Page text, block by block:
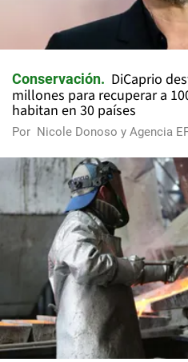
Conservación
DiCaprio
millones para recuperar a
habitan en 30 países
Por Nicole Donoso y Agencia